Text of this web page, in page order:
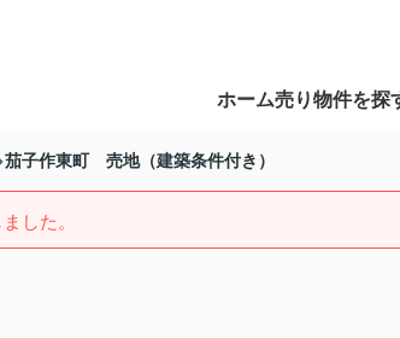
ホーム売り物件を探
茄子作東町 売地（建築条件付き）
した。